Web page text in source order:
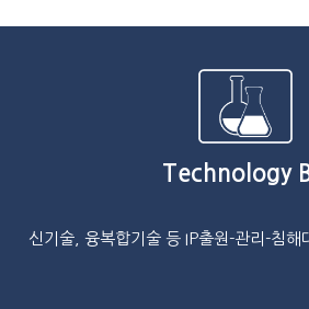
Technology
신기술, 융복합기술 등 IP출원-관리-침해